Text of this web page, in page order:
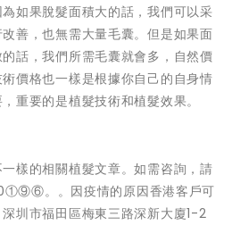
如果脫髮面積大的話，我們可以采
善，也無需大量毛囊。但是如果面
話，我們所需毛囊就會多，自然價
價格也一樣是根據你自己的自身情
重要的是植髮技術和植髮效果。
樣的相關植髮文章。如需咨詢，請
。。因疫情的原因香港客戶可
圳市福田區梅東三路深新大廈1-2